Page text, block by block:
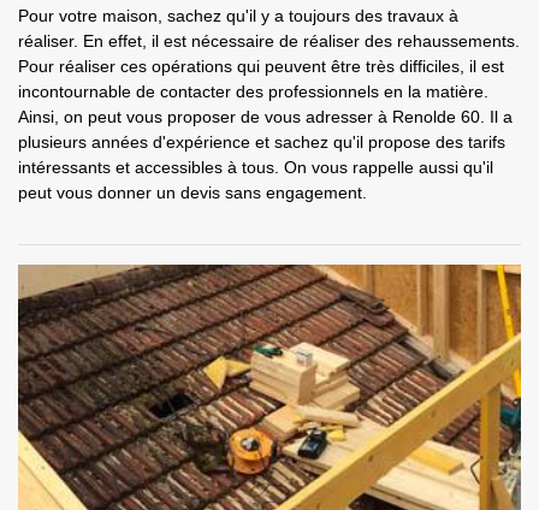
Pour votre maison, sachez qu'il y a toujours des travaux à
réaliser. En effet, il est nécessaire de réaliser des rehaussements.
Pour réaliser ces opérations qui peuvent être très difficiles, il est
incontournable de contacter des professionnels en la matière.
Ainsi, on peut vous proposer de vous adresser à Renolde 60. Il a
plusieurs années d'expérience et sachez qu'il propose des tarifs
intéressants et accessibles à tous. On vous rappelle aussi qu'il
peut vous donner un devis sans engagement.